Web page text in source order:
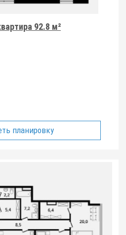
92.8 м²
планировку